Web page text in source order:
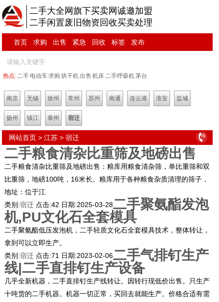
二手大全网旗下买卖网诚邀加盟
二手闲置废旧物资回收买卖处理
首页 求购 出售 紧急 回收 标签 发布
热点:二手 电动车求购 烘干机出售 机床二手呼吸机茅台
南京 无锡 徐州 常州 苏州 南通 连云港 淮安 盐城
扬州 镇江 泰州 宿迁
网站首页 >江苏 >宿迁
二手粮食清杂比重筛及地磅出售
二手粮食清杂比重筛及地磅出售：粮库用粮食清杂筛，单比重筛和双
比重筛，地磅100吨，16米长。粮库用于各种粮食杂质清理的筛子，
地址：位于江
类别:宿迁 点击:42 日期:2025-03-28二手聚氨酯发泡
机,PU文化石全套模具
二手聚氨酯低压发泡机，二手轻质文化石全套模具技术，整体转让，
拿到可以立即生产。
类别:宿迁 点击:71 日期:2023-02-06二手气排钉生产
线|二手直排钉生产设备
几乎全新机器，二手直排钉生产线转让。因转行现低价出售。只生产
十吨货的二手机器。机器一切正常，买回去就能生产。价格合适有需